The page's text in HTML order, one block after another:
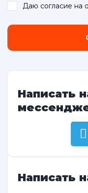
Даю согласие на
Написать
Написать